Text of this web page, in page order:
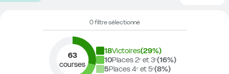
0 filtre sélectionné
63
courses
18Victoires(29%)
10Places 2ᵉ et 3ᵉ(16%)
5Places 4ᵉ et 5ᵉ(8%)